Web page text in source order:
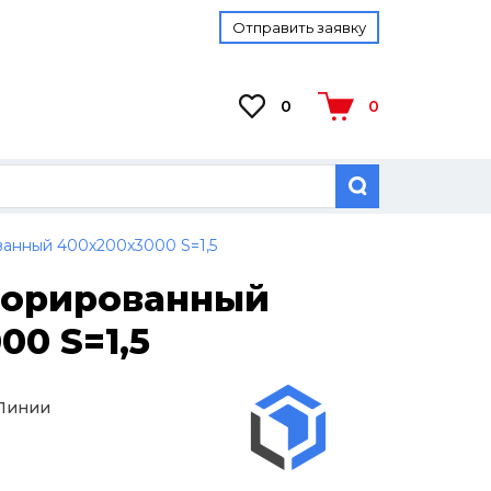
Отправить заявку
0 0
400х200х3000 S=1,5
S=1,5